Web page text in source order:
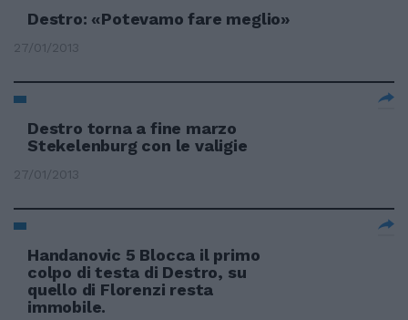
Destro: «Potevamo fare meglio»
27/01/2013
Destro torna a fine marzo
Stekelenburg con le valigie
27/01/2013
Handanovic 5 Blocca il primo
colpo di testa di Destro, su
quello di Florenzi resta
immobile.